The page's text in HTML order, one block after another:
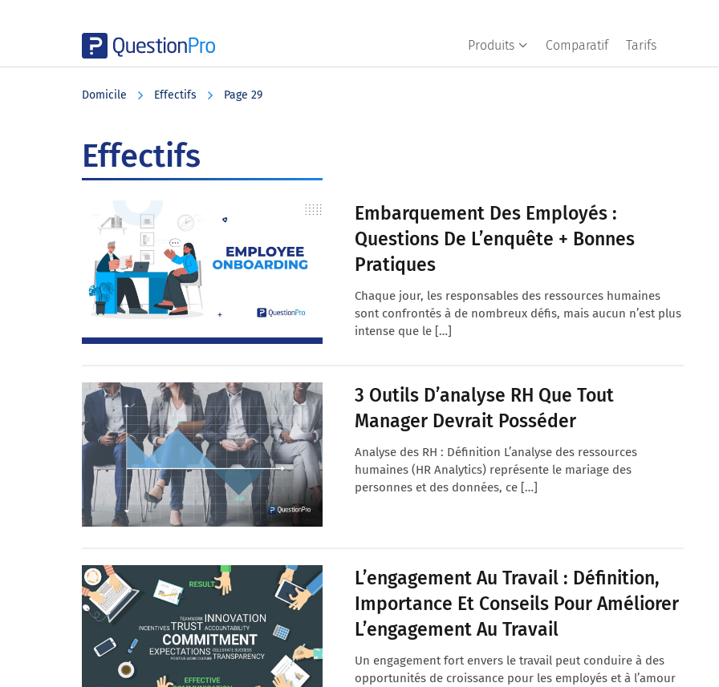
Produits Comparatif Tarifs
Domicile Effectifs Page 29
Effectifs
Embarquement Des Employés :
Questions De L’enquête + Bonnes
Pratiques
Chaque jour, les responsables des ressources humaines
sont confrontés à de nombreux défis, mais aucun n’est plus
intense que le […]
3 Outils D’analyse RH Que Tout
Manager Devrait Posséder
Analyse des RH : Définition L’analyse des ressources
humaines (HR Analytics) représente le mariage des
personnes et des données, ce […]
L’engagement Au Travail : Définition,
Importance Et Conseils Pour Améliorer
L’engagement Au Travail
Un engagement fort envers le travail peut conduire à des
opportunités de croissance pour les employés et à l’amour